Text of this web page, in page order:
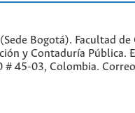
Bogotá). Facultad de
y Contaduría Pública.
45-03, Colombia.